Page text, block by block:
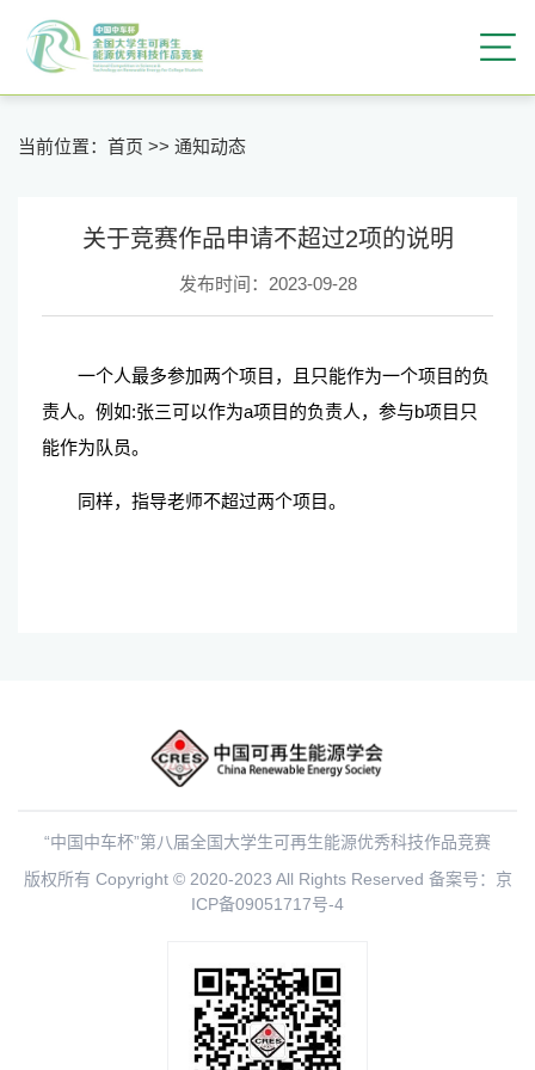
当前位置： 首页 >> 通知动态
关于竞赛作品申请不超过2项的说明
发布时间：2023-09-28
一个人最多参加两个项目，且只能作为一个项目的负
责人。例如:张三可以作为a项目的负责人，参与b项目只
能作为队员。
同样，指导老师不超过两个项目。
“中国中车杯”第八届全国大学生可再生能源优秀科技作品竞赛
版权所有 Copyright © 2020-2023 All Rights Reserved 备案号：京
ICP备09051717号-4